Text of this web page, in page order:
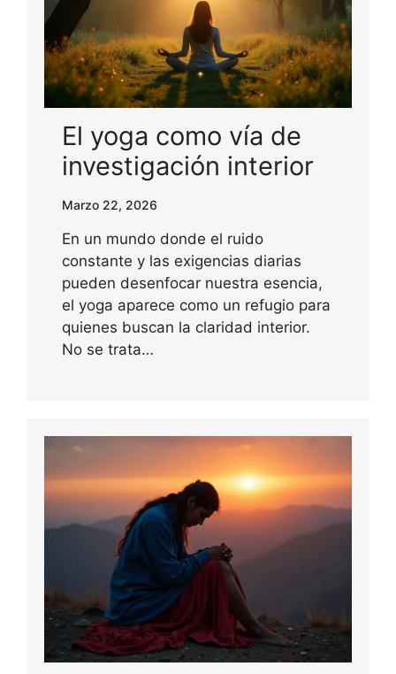
El yoga como vía de
investigación interior
Marzo 22, 2026
En un mundo donde el ruido
constante y las exigencias diarias
pueden desenfocar nuestra esencia,
el yoga aparece como un refugio para
quienes buscan la claridad interior.
No se trata…